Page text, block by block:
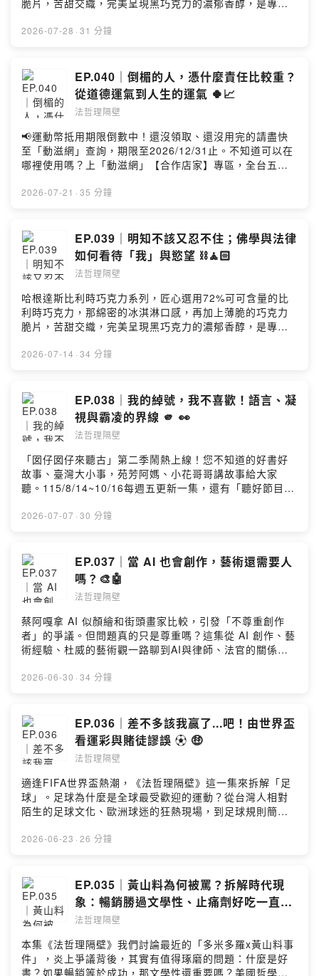
一樣，後悔就解約？ - 00:20 要不要生小孩？三種不同立
場- 02:49 生小孩像開副本：人生是否需要增加難度-
好處，為什麼這麼難回答- 17:17 換個方式思考：美國哲學
家 L. A. Paul 的「轉化性經驗」- 20:27 兩種轉化：知識
轉化、人格轉化- 22:34 可計算的利弊/條件是一般性決策
vs 無法預知的父母體驗是轉化性決策- 26:33 法律邏輯：
才決定；面對未知，我們該如何做決定 本集提問：Q. 對
於生/不生小孩，你如何思考？歡迎隔壁的聽眾留言分享！
邀請法哲理的舊雨新知，前往【Apple Podcast】留下 5
《法哲理隔壁》。我們把那些你看膩的日常，重新拆解成
到可證偽性，這也能聊？還聊出新的法哲理！如果你喜歡
這種「腦洞大開」的拆解過程，別忘了訂閱我們。下一
集，《法哲理隔壁》帶你拆開另一個日常真相。Powered
by Firstory Hosting
脆片，苦甜交織，完美呈現黑巧克力的濃郁香醇，是專屬
以上為 Firstory Podcast 廣告 ——只要想得夠具體，宇
願望成真後，我們很容易把成功歸功於宇宙、拜拜或某種
神秘力量。如果單純幻想可能讓人提前獲得滿足，那還有
什麼更可靠的方法？本集也介紹心理學家 Gabriele
Oettingen 提出的 WOOP：從願望、結果、障礙到計畫，
把「我想要」轉化成真正能執行的行動。所以，成功究竟
是宇宙給的，還是自身努力得來的？ - 00:20 本集主題：
什麼是「顯化」？- 01:28 《秘密》、吸引力法則與向宇宙
下訂單- 06:06 新年願望、感恩日記與顯化的方法- 10:15
顯化和拜拜有什麼不同？- 16:27 想法如何影響行動？
WOOP：Wish、Outcome、Obstacle、Plan- 25:28 為
什麼只想像成功，反而可能降低行動力？- 27:05 WOOP
心理機制：心理比對、執行意圖與「如果 Y，就做 Z」-
29:40 結論：改變結果的是自己的決策、意志力與行
《秘密》是讓它進入當代大眾文化的重要作品之一。本集
提問：對於顯化，你的看法是？對於WOOP，你想嘗試
嗎？邀請法哲理的舊雨新知，前往【Apple Podcast】留
迎來到《法哲理隔壁》。我們把那些你看膩的日常，重新
什麼聊到可證偽性，這也能聊？還聊出新的法哲理！如果
你喜歡這種「腦洞大開」的拆解過程，別忘了訂閱我們。
下一集，《法哲理隔壁》帶你拆開另一個日常真相。
Powered by Firstory Hosting
2026-07-28 · 31 分鐘
EP.040｜倒楣的人，憑什麼責任比較重？
從道德運氣到人生的運氣 🍀📈
法哲理隔壁
📢運動幣抵用期限倒數中！還沒領取、還沒用完的請盡快
至「動滋網」查詢，期限至2026/12/31止。不知道可以在
哪裡使用嗎？上「動滋網」【合作店家】專區，全台五千
https://fstry.pse.is/9epcwn—— 以上為 FMTaiwan 與
猜答案、車禍與酒駕聊起，談到法律因為結果不同，給予
相同行為完全不同的評價；再從哲學家 Thomas Nagel 的
「道德運氣」，一路辯論到家庭背景、財富分配與階級差
距。一個人的成功有幾分的努力？幾分的運氣？三分天註
定、七分靠打拼，早已淘汰了！？而未來人們不比財富的
話，會追求什麼？ 00:20 你相信運氣可以每天重新計
算，還是越練越強？06:51 法律有多吃運氣：撞到不同
車、不同人，代價完全不同12:28 同樣都是酒駕，有沒有
撞到人，刑責為什麼差這麼多？13:15 Thomas
資源、下一代的起跑線27:17 有錢之後，追求什麼？自我
實現、人生目標30:00 K分析未來趨勢，科技讓人更容易翻
身、人們比的是聲望32:18 運氣究竟占人生的幾成？分享
我們的答案 本集提問：Q. 你相信運氣有總量嗎？還是運
Podcast】留下 5 星評論，下一次的隔牆有耳我們會唸出
來呦 🌟 # 歡迎來到《法哲理隔壁》。我們把那些你看
膩的日常，重新拆解成有趣的結構。 主持人 Sean &
到內子宮，從中午吃什麼聊到可證偽性，這也能聊？還聊
另一個日常真相。 Powered by Firstory Hosting
2026-07-21 · 35 分鐘
EP.039｜明知不該又忍不住；佛學與法律
如何看待「我」與慾望 ⛓️🧘🏻
法哲理隔壁
哈根達斯比利時巧克力系列，匠心選用72%可可含量的比
利時巧克力，那綿密的冰淇淋口感，再加上薄脆的巧克力
脆片，苦甜交織，完美呈現黑巧克力的濃郁香醇，是專屬
以上為 Firstory Podcast 廣告 ——本集《法哲理隔
學中的無我與五蘊概念，再思考法律如何處理精神狀態、
動機與犯罪責任。當佛學說人「沒有固定的我」，法律卻
需要找到一個能負責的「我」。兩套邏輯之間的拉扯，就
是最值得想想的地方。00:20 開場：日常裡那些「忍不
住」的瞬間03:14 人如果常常忍不住，還有自由意志嗎？
03:30 思考：身體是不是自己的？06:11 借鏡佛學：五蘊
皆空——色、受、想、行、識；人不是單一的自我08:32
「自由意志」的定義是？完全控制身體 vs 能想像並行動
13:47 「空」沒有固定形態；習慣、制約、忍不住吃美
佛學不同之處26:00 對應到佛學：人無法控制自己、人就
是會被外界影響28:08 法律得找人負責，佛學提醒人沒有
單一的自我33:45 結語：法律裡或許也有一點佛學的影
子？本集提問：Q. 你的生活中有「忍不住」的時候嗎？你
【Apple Podcast】留下 5 星評論，下一次的隔牆有耳我
們會唸出來呦 🌟#歡迎來到《法哲理隔壁》。我們把那些
你看膩的日常，重新拆解成有趣的結構。主持人 Sean &
到內子宮，從中午吃什麼聊到可證偽性，這也能聊？還聊
另一個日常真相。Powered by Firstory Hosting
2026-07-14 · 34 分鐘
EP.038｜我的綽號，我不喜歡！語言、凝
視與霸凌的界線 🫵 👀
法哲理隔壁
「囡仔囡仔來聽古」第二季鬧熱上線！您不知道的好書好
故事、臺灣大小事，苑芳阿媽、小花哥哥講故事給大家
聽。115/8/14~10/16每週五更新一集，還有「聽好節目送
https://fstry.pse.is/9fk3ar—— 以上為 Firstory Podcast
過奧斯丁的語言行動理論，本集討論語言如何對人產生實
際效果；再從沙特的「他人的凝視」延伸到人如何被群體
眼光定義。也稍微帶到常受關注的校園霸凌議題，分析為
什麼言語型霸凌難以用法律處理。 00:20 開場：今天聊
「綽號」這件日常小事00:45 小時候被叫過的綽號：蟑
螂、花花、小胖與各種變形05:15 綽號的社會效果：像
hashtag，也像貼標籤08:35 奧斯丁：語言不只是字面意
義，更是一種行動的工具，會導致某種結果11:55 綽號把
人分類，甚至把「曾經」變成「本質」15:20 從綽號看校
那個標籤、賦予意義23:00 我沒辦法，就是自己給自己的
枷鎖；人是自由的，代價是要負責27:10 結尾：別讓綽號
吃掉你的其他可能性；法律處理霸凌還有一大段路 本集
提問：Q. 大家有被霸凌的經驗嗎？你被取過什麼綽號？邀
評論，下一次的隔牆有耳我們會唸出來呦 🌟 # 歡迎來
到《法哲理隔壁》。我們把那些你看膩的日常，重新拆解
成有趣的結構。 主持人 Sean & Kenny，一個從法律下
麼聊到可證偽性，這也能聊？還聊出新的法哲理！ 如果
Powered by Firstory Hosting
2026-07-07 · 30 分鐘
EP.037｜當 AI 也會創作，藝術還需要人
嗎？🎨🤖
法哲理隔壁
蔡阿嘎拿 AI 似顏繪和街頭畫家比較，引發「不尊重創作
者」的爭議。但問題真的只是尊重嗎？這集從 AI 創作、藝
術經驗、杜威的藝術觀一路聊到AI與律師、法官的關係。
手藝、故事與主觀經驗是否才是關鍵？也許，藝術不只是
上事件01:10 回到事件最初：拿 AI 產圖和街頭畫家比較，
到底有沒有問題？02:27 人們憤怒背後的焦慮：怕 AI 取代
多年累積的技術與努力05:14 如果盲測結果是AI贏，怎麼
看待？07:44 關鍵差異：AI 產圖和街頭似顏繪不是同一種
東西；計程車和人力車不能拿來比09:11 美國哲學家杜
威：藝術是經驗、是一連串的經驗11:23 AI 作品是否能稱
之藝術？重點在於背後是否承載故事、經驗與意義14:24
AI 畫展大家想看嗎？贗品、複製品有藝術價值嗎？17:22
律師會被 AI 取代嗎？18:46 車禍賠償、配偶權為案例，看
視「人類創作才是藝術本質」這句話，對嗎？32:05 再次
檢視人類畫家的價值、蔡阿嘎炎上特展讓AI作品充滿意
義... 本集提問：Q. 邀請聽眾分享：AI 創作是藝術嗎？藝
術的定義為何？邀請法哲理的舊雨新知，前往【Apple
來呦 🌟 # 歡迎來到《法哲理隔壁》。我們把那些你看
膩的日常，重新拆解成有趣的結構。主持人 Sean &
2026-06-30 · 34 分鐘
EP.036｜差不多該我贏了...吧！由世界盃
看運彩與賭徒謬誤 ⚽ 🤑
法哲理隔壁
適逢FIFA世界盃熱潮，《法哲理隔壁》這一集來拆解「足
球」。足球為什麼是全球最受歡迎的運動？從台灣人相對
陌生的足球文化、歐洲球迷的狂熱現場，到足球規則簡
徒謬誤，並引用康德的視角來思考：當賭博加入運動賽事
化、對立與狂熱03:40 為什麼足球這麼紅：設備簡單、門
檻低05:05 足球規則簡單：只要知道球進門就得分06:10
低比分的魅力：爆冷門、翻盤的想像09:10 民間賭博賠率
非常高10:24 為什麼政府可以賣運彩？運動發展、合法賭
博11:28 各種玩法：猜勝負、猜比分、買逆轉13:45
Bracket pool：對戰表猜猜樂玩法16:05 Sweepstake：
抽隊伍式的朋友間賭局16:50 賭博罪定義：公開場所、抽
2026-06-23 · 26 分鐘
EP.035｜黃山料為何被罵？拆解時代現
象：暢銷勝過文學性、止痛劑好吃一直吃
🏆💔
法哲理隔壁
本集《法哲理隔壁》我們討論最近的「多米多羅x黃山料事
件」，炎上爭議背後，其實有值得琢磨的問題：什麼是好
書？如果暢銷等於成功，那文學性還重要嗎？美國哲學家